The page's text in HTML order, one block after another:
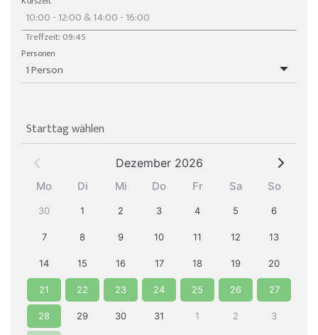
Starttag wählen
Dezember 2026
Mo Di Mi Do Fr Sa So
30 1 2 3 4 5 6
7 8 9 10 11 12 13
14 15 16 17 18 19 20
21 22 23 24 25 26 27
28 29 30 31 1 2 3
Treffzeit: 09:45
Personen